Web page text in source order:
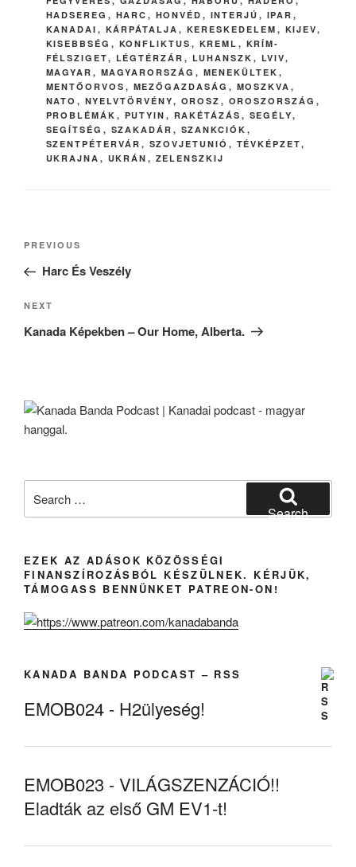
HADSEREG , HARC , HONVÉD , INTERJÚ , IPAR ,
KANADAI , KÁRPÁTALJA , KERESKEDELEM , KIJEV,
KISEBBSÉG , KONFLIKTUS , KREML , KRÍM-
FÉLSZIGET, LÉGTÉRZÁR , LUHANSZK , LVIV,
MAGYAR , MAGYARORSZÁG , MENEKÜLTEK ,
MENTŐORVOS , MEZŐGAZDASÁG , MOSZKVA ,
NATO , NYELVTÖRVÉNY, OROSZ , OROSZORSZÁG ,
PROBLÉMÁK , PUTYIN , RAKÉTÁZÁS , SEGÉLY,
SEGÍTSÉG , SZAKADÁR , SZANKCIÓK ,
SZENTPÉTERVÁR , SZOVJETUNIÓ , TÉVKÉPZET,
UKRAJNA , UKRÁN , ZELENSZKIJ
Post
navigation
Previous
Post
PREVIOUS
Harc És Veszély
Next
Post
NEXT
Kanada Képekben – Our Home, Alberta.
for:
Search
EZEK AZ ADÁSOK KÖZÖSSÉGI
FINANSZÍROZÁSBÓL KÉSZÜLNEK. KÉRJÜK,
TÁMOGASS BENNÜNKET PATREON-ON!
KANADA BANDA PODCAST – RSS
EMOB024 - H2ülyeség!
EMOB023 - VILÁGSZENZÁCIÓ!!
Eladták az első GM EV1-t!